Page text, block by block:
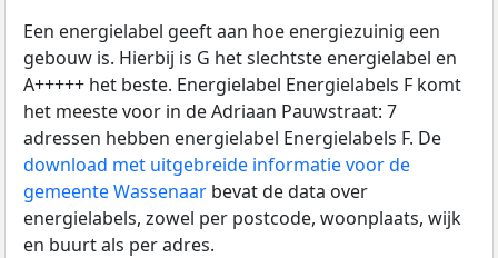
Een energielabel geeft aan hoe energiezuinig een
gebouw is. Hierbij is G het slechtste energielabel en
A+++++ het beste. Energielabel Energielabels F komt
het meeste voor in de Adriaan Pauwstraat: 7
adressen hebben energielabel Energielabels F. De
download met uitgebreide informatie voor de
gemeente Wassenaar bevat de data over
energielabels, zowel per postcode, woonplaats, wijk
en buurt als per adres.